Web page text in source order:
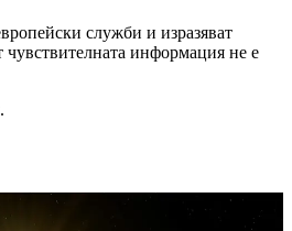
служби и изразяват
чувствителната информация не е